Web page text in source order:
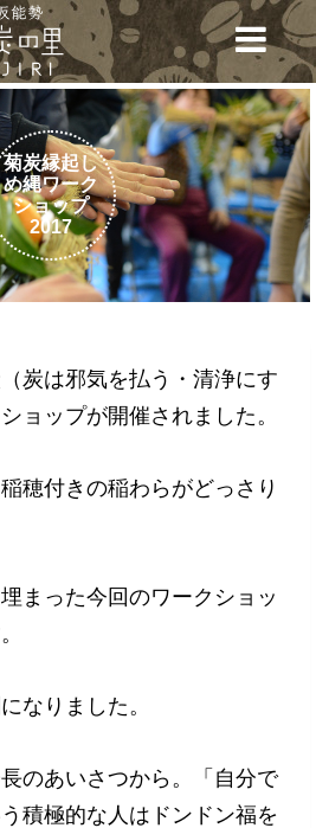
菊炭縁起し
め縄ワーク
ショップ
2017
炭は邪気を払う・清浄にす
ョップが開催されました。
穂付きの稲わらがどっさり
まった今回のワークショッ
なりました。
のあいさつから。「自分で
積極的な人はドンドン福を